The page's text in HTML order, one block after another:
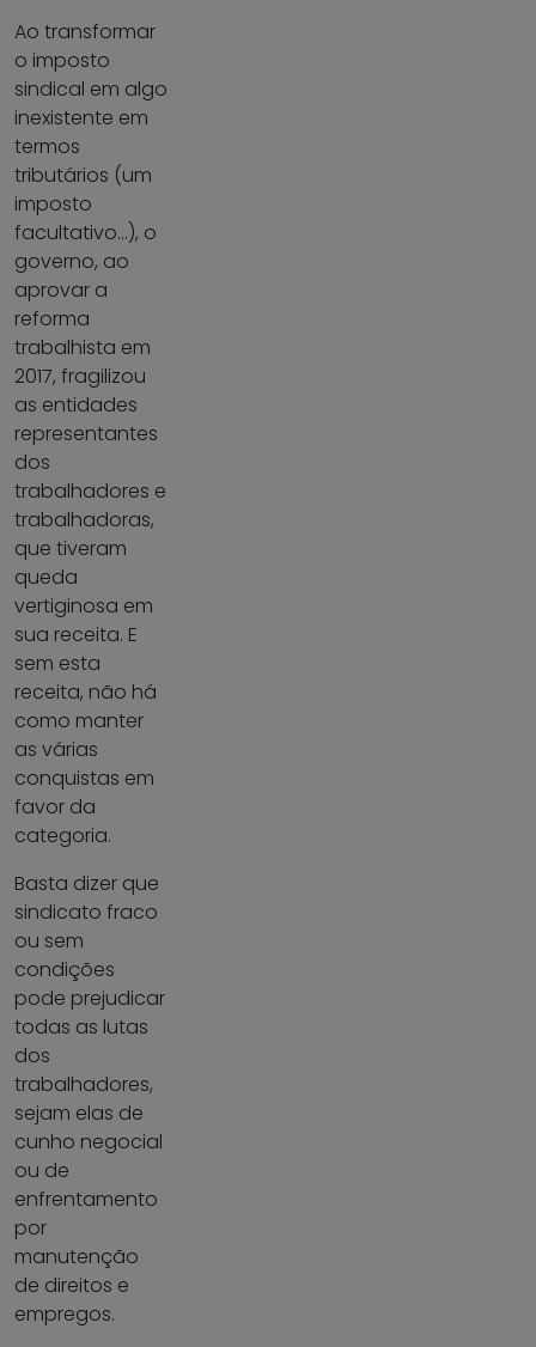
Ao transformar
o imposto
sindical em algo
inexistente em
termos
tributários (um
imposto
facultativo…), o
governo, ao
aprovar a
reforma
trabalhista em
2017, fragilizou
as entidades
representantes
dos
trabalhadores e
trabalhadoras,
que tiveram
queda
vertiginosa em
sua receita. E
sem esta
receita, não há
como manter
as várias
conquistas em
favor da
categoria.
Basta dizer que
sindicato fraco
ou sem
condições
pode prejudicar
todas as lutas
dos
trabalhadores,
sejam elas de
cunho negocial
ou de
enfrentamento
por
manutenção
de direitos e
empregos.